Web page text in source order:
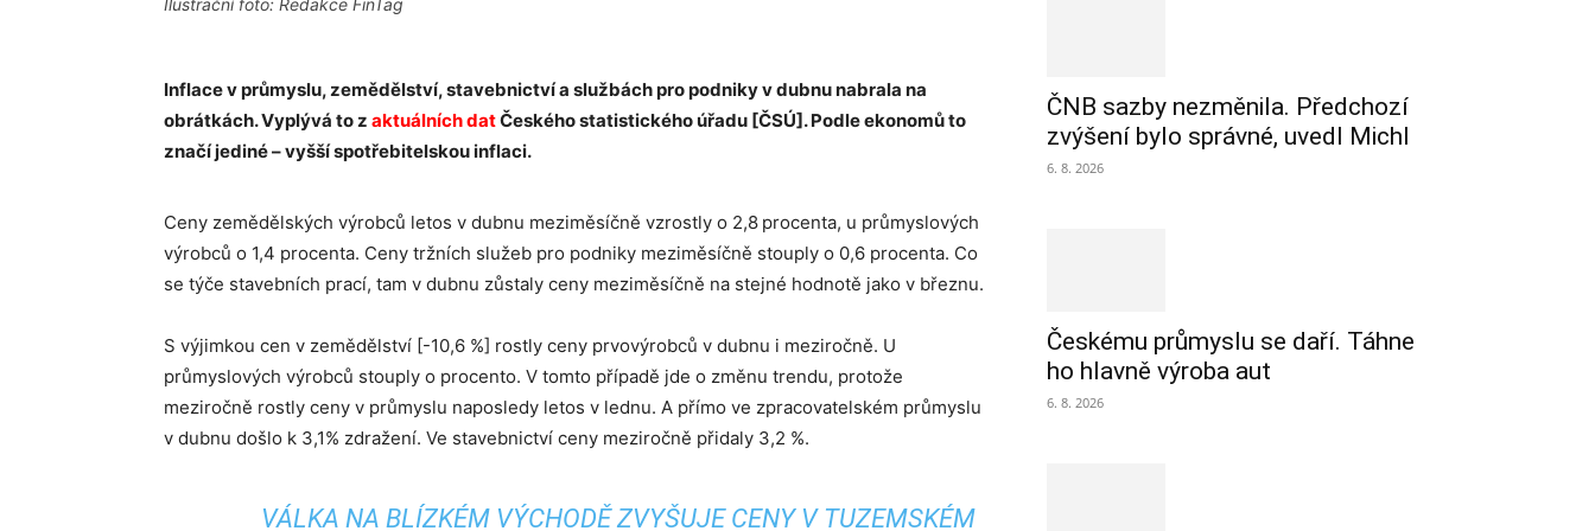
Ilustrační foto: Redakce FinTag
Inflace v průmyslu, zemědělství, stavebnictví a službách pro podniky v dubnu nabrala na
obrátkách. Vyplývá to z aktuálních datČeského statistického úřadu [ČSÚ]. Podle ekonomů to
značí jediné – vyšší spotřebitelskou inflaci.
Ceny zemědělských výrobců letos v dubnu meziměsíčně vzrostly o 2,8 procenta, u průmyslových
výrobců o 1,4 procenta. Ceny tržních služeb pro podniky meziměsíčně stouply o 0,6 procenta. Co
se týče stavebních prací, tam v dubnu zůstaly ceny meziměsíčně na stejné hodnotě jako v březnu.
S výjimkou cen v zemědělství [-10,6 %] rostly ceny prvovýrobců v dubnu i meziročně. U
průmyslových výrobců stouply o procento. V tomto případě jde o změnu trendu, protože
meziročně rostly ceny v průmyslu naposledy letos v lednu. A přímo ve zpracovatelském průmyslu
v dubnu došlo k 3,1% zdražení. Ve stavebnictví ceny meziročně přidaly 3,2 %.
VÁLKA NA BLÍZKÉM VÝCHODĚ ZVYŠUJE CENY V TUZEMSKÉM
ČNB sazby nezměnila. Předchozí
zvýšení bylo správné, uvedl Michl
6. 8. 2026
Českému průmyslu se daří. Táhne
ho hlavně výroba aut
6. 8. 2026